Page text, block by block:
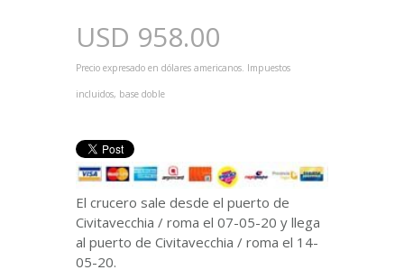
USD 958.00
Precio expresado en dólares americanos. Impuestos
incluidos, base doble
El crucero sale desde el puerto de
Civitavecchia / roma el 07-05-20 y llega
al puerto de Civitavecchia / roma el 14-
05-20.